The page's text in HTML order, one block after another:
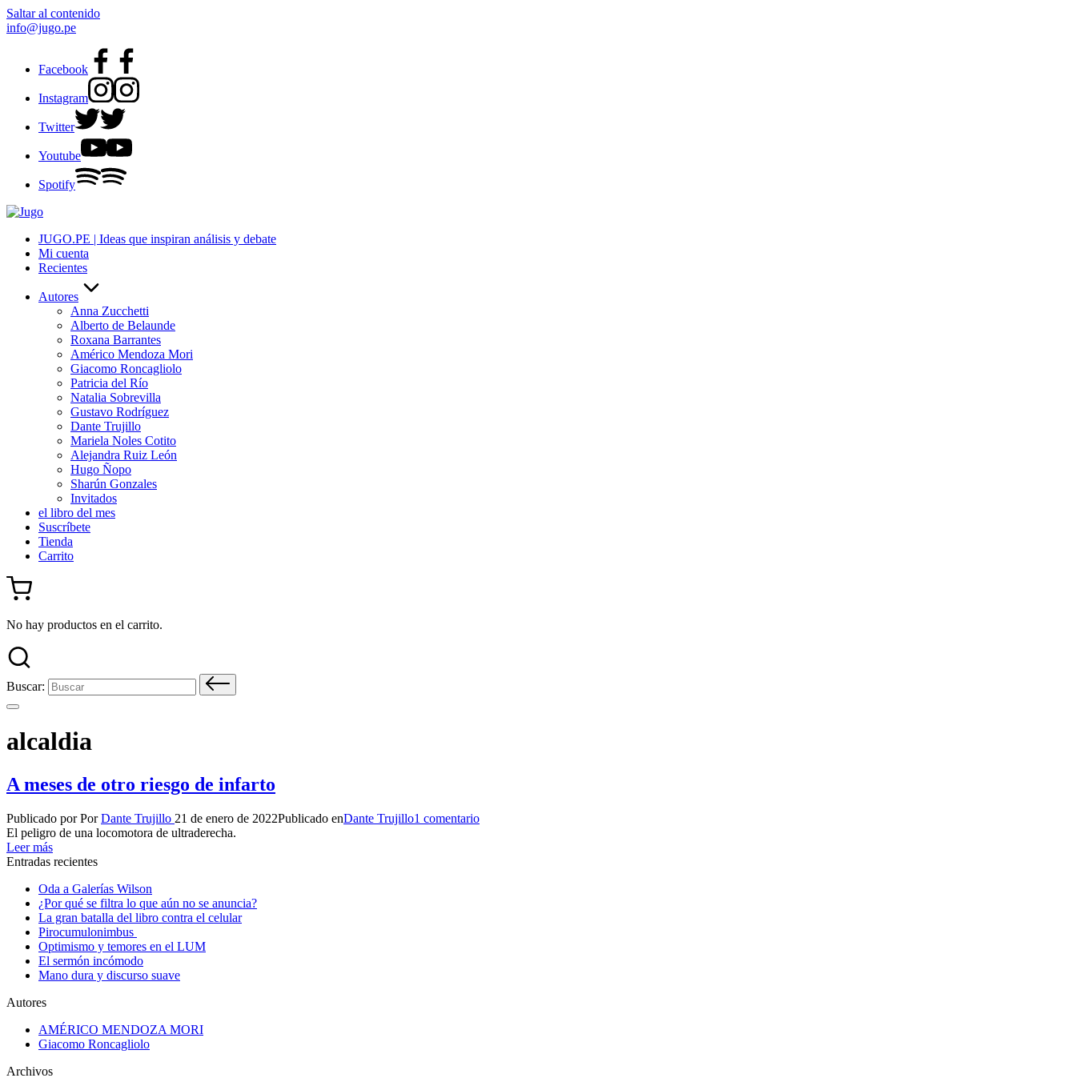
Saltar al contenido
info@jugo.pe
Facebook
Instagram
Twitter
Youtube
Spotify
JUGO.PE | Ideas que inspiran análisis y debate
Mi cuenta
Recientes
Autores
Anna Zucchetti
Alberto de Belaunde
Roxana Barrantes
Américo Mendoza Mori
Giacomo Roncagliolo
Patricia del Río
Natalia Sobrevilla
Gustavo Rodríguez
Dante Trujillo
Mariela Noles Cotito
Alejandra Ruiz León
Hugo Ñopo
Sharún Gonzales
Invitados
el libro del mes
Suscríbete
Tienda
Carrito
No hay productos en el carrito.
Buscar:
alcaldia
A meses de otro riesgo de infarto
Publicado por PorDante Trujillo 21 de enero de 2022Publicado enDante Trujillo1 comentario
El peligro de una locomotora de ultraderecha.
Leer más
Entradas recientes
Oda a Galerías Wilson
¿Por qué se filtra lo que aún no se anuncia?
La gran batalla del libro contra el celular
Pirocumulonimbus
Optimismo y temores en el LUM
El sermón incómodo
Mano dura y discurso suave
Autores
AMÉRICO MENDOZA MORI
Giacomo Roncagliolo
Archivos